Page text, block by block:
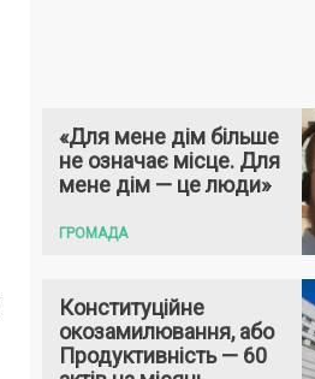
«Для мене дім більше
не означає місце. Для
мене дім — це люди»
ГРОМАДА
Конституційне
окозамилювання, або
Продуктивність — 60